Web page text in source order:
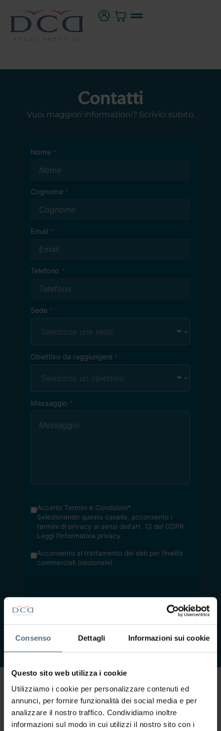
Consenso Dettagli Informazioni sui cookie
Questo sito web utilizza i cookie
Utilizziamo i cookie per personalizzare contenuti ed
annunci, per fornire funzionalità dei social media e per
analizzare il nostro traffico. Condividiamo inoltre
informazioni sul modo in cui utilizzi il nostro sito con i
Contatti
Vuoi maggiori informazioni? Scrivici subito.
Nome
Cognome
Email
Telefono
Sede
Obiettivo da raggiungere
Messaggio
Accetto Termini e Condizioni*
Selezionando questa casella, acconsento i
termini di privacy ai sensi dell'art. 13 del GDPR
Leggi l'informativa privacy
Acconsento al trattamento dei dati per finalità
commerciali (opzionale)
VIENI A TROVARCI